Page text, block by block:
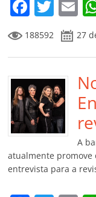
F
a
c
e
b
o
o
k
T
w
itt
er
E
m
ai
l
188592 27
A
atualmente promove
entrevista para a